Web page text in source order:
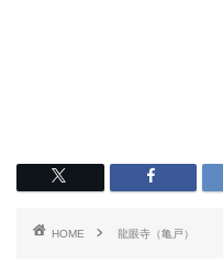
HOME 龍眼寺（亀戸）